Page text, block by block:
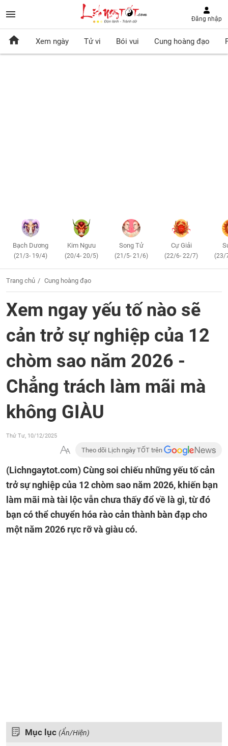
Đăng nhập
Xem ngày Tử vi Bói vui Cung hoàng đạo
Bạch Dương
(21/3- 19/4)
Kim Ngưu
(20/4- 20/5)
Song Tử
(21/5- 21/6)
Cự Giải
(22/6- 22/7) (23/
Trang chủ Cung hoàng đạo
Xem ngay yếu tố nào sẽ
cản trở sự nghiệp của 12
chòm sao năm 2026 -
Chẳng trách làm mãi mà
không GIÀU
Thứ Tư, 10/12/2025
Theo dõi Lịch ngày TỐT trên
(Lichngaytot.com)Cùng soi chiếu những yếu tố cản
trở sự nghiệp của 12 chòm sao năm 2026, khiến bạn
làm mãi mà tài lộc vẫn chưa thấy đổ về là gì, từ đó
bạn có thể chuyển hóa rào cản thành bàn đạp cho
một năm 2026 rực rỡ và giàu có.
Mục lục (Ẩn/Hiện)